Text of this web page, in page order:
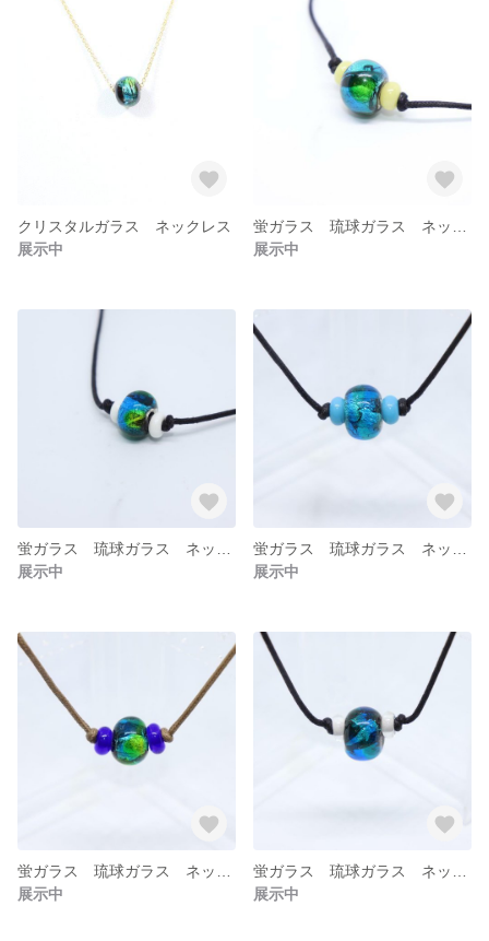
クリスタルガラス ネックレス
展示中
展示中
展示中
展示中
展示中
展示中